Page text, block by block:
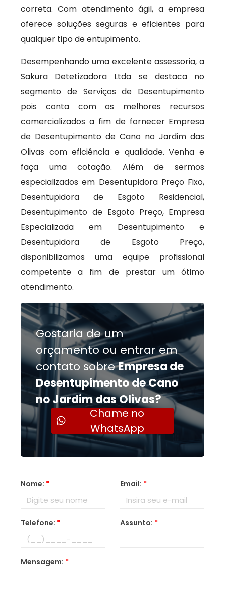
correta. Com atendimento ágil, a empresa
oferece soluções seguras e eficientes para
qualquer tipo de entupimento.
Desempenhando uma excelente assessoria, a
Sakura Detetizadora Ltda se destaca no
segmento de Serviços de Desentupimento
pois conta com os melhores recursos
comercializados a fim de fornecer Empresa
de Desentupimento de Cano no Jardim das
Olivas com eficiência e qualidade. Venha e
faça uma cotação. Além de sermos
especializados em Desentupidora Preço Fixo,
Desentupidora de Esgoto Residencial,
Desentupimento de Esgoto Preço, Empresa
Especializada em Desentupimento e
Desentupidora de Esgoto Preço,
disponibilizamos uma equipe profissional
competente a fim de prestar um ótimo
atendimento.
Gostaria de um
orçamento ou entrar em
contato sobreEmpresa de
Desentupimento de Cano
no Jardim das Olivas?
Chame no
WhatsApp
Nome: * Email: *
Telefone: * Assunto: *
Mensagem: *